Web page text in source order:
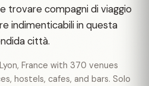
trovare compagni di viaggio
indimenticabili in questa
città.
France with 370 venues
hostels, cafes, and bars. Solo